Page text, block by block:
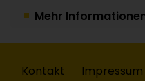
Mehr
Kontakt Impressum